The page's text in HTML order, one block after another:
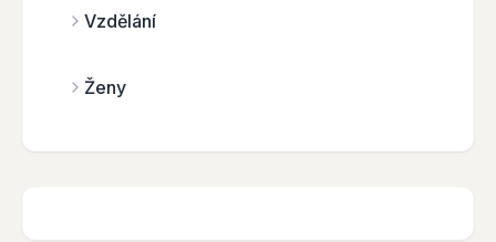
Vzdělání
Ženy